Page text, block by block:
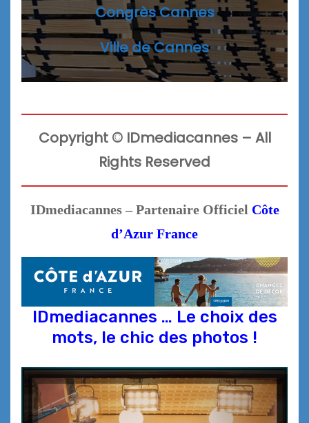
Congrès Cannes
Ville de Cannes
Copyright© IDmediacannes – All
Rights Reserved
IDmediacannes – Partenaire Officiel Côte
d’Azur France
IDmediacannes … Le choix des
mots, le chic des photos !